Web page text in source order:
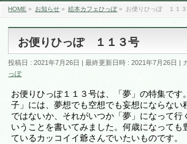
HOME » お知らせ » 絵本カフェひっぽ» お便りひっぽ １１３
お便りひっぽ １１３号
投稿日 : 2021年7月26日 最終更新日時 : 2021年7月26日
っぽ
お便りひっぽ１１３号は、「夢」の特集です
子」には、夢想でも空想でも妄想にならない
ではないか、それがいつか「夢」になって行
いうことを書いてみました。何歳になっても
ているカッコイイ爺さんでいたいものです。